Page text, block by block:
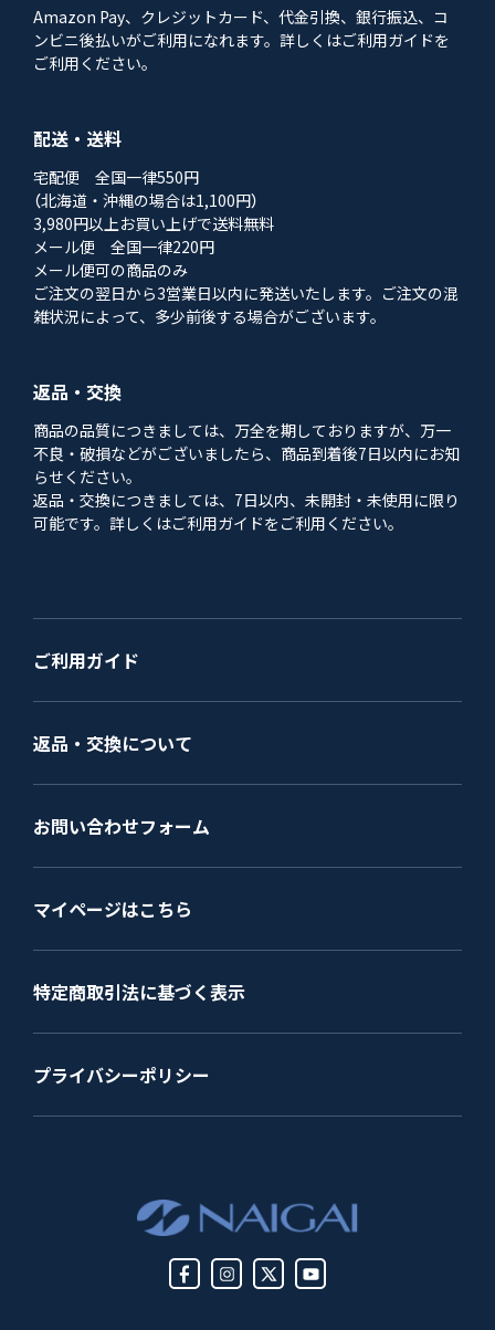
Amazon Pay、クレジットカード、代金引換、銀行振込、コ
ンビニ後払いがご利用になれます。詳しくはご利用ガイドを
ご利用ください。
配送・送料
宅配便 全国一律550円
（北海道・沖縄の場合は1,100円）
3,980円以上お買い上げで送料無料
メール便 全国一律220円
メール便可の商品のみ
ご注文の翌日から3営業日以内に発送いたします。ご注文の混
雑状況によって、多少前後する場合がございます。
返品・交換
商品の品質につきましては、万全を期しておりますが、万一
不良・破損などがございましたら、商品到着後7日以内にお知
らせください。
返品・交換につきましては、7日以内、未開封・未使用に限り
可能です。詳しくはご利用ガイドをご利用ください。
ご利用ガイド
返品・交換について
お問い合わせフォーム
マイページはこちら
特定商取引法に基づく表示
プライバシーポリシー